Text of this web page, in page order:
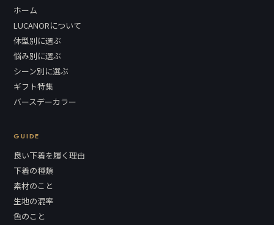
ホーム
LUCANORについて
体型別に選ぶ
悩み別に選ぶ
シーン別に選ぶ
ギフト特集
バースデーカラー
GUIDE
良い下着を履く理由
下着の種類
素材のこと
生地の混率
色のこと